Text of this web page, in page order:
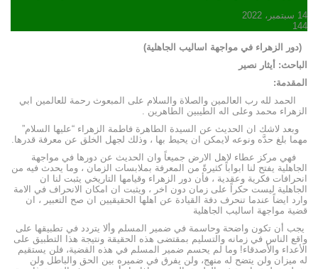
14 سبتمبر، 2022
144
(دور الزهراء في مواجهة اساليب الجاهلية)
الباحث: أيثار نصير
المقدمة:
الحمد لله رب العالمين والصلاة والسلام على المبعوث رحمة للعالمين ابي
الزهراء محمد وعلى اله الطيبين الطاهرين .
وبعد لاشك ان الحديث عن السيدة الطاهرة فاطمة الزهراء “عليها السلام”
مهما بلغ حدَّه ونوعه لايمكن ان يحيط بها ، وذلك لجهل الخلق عن معرفة قدرها.
فهي مركز عطاء لاهل الارض جميعاً وان الحديث عن دورها في مواجهة
الجاهلية يفتح لنا ابواباً كثيرةً من المعرفة بملابسات الزمان ، وما يحدث فيه من
انحرافات فكرية وعقدية ، فأن دور الزهراء وقيامها التاريخي يثبت لنا ان
الجاهلية ليست حكراً على زمان دون اخر ، ويثبت ان امكان الانحراف في الامة
وارد ايضاً عندما تنحرف دفة القيادة عن اهلها الحقيقيين ان صح التعبير ، ان
قضية مواجهة اساليب الجاهلية
يجب أن تكون واضحة وحاسمة في ضمير المسلم وألا يتردد في تطبيقها على
واقع الناس في زمانه والتسليم بمقتضى هذه الحقيقة ونتيجة هذا التطبيق على
الأعداء والأصدقاء! وما لم يحسم ضمير المسلم في هذه القضية، فلن يستقيم
له ميزان ولن يتضح له منهج، ولن يفرق في ضميره بين الحق والباطل ولن